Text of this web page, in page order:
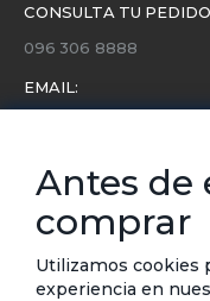
CONSULTA TU
096 306 8888
EMAIL:
Conoce toda la
eventos y ofertas.
Subscríbete a nuestro
Antes de
comprar
Utilizamos cookies
experiencia en